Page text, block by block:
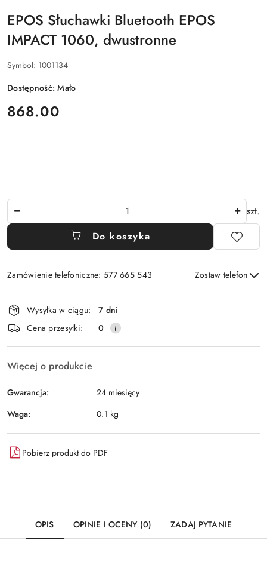
EPOS Słuchawki Bluetooth EPOS
IMPACT 1060, dwustronne
Symbol: 1001134
Dostępność:Mało
cena:
868.00
szt.
Do koszyka
Zamówienie telefoniczne: 577 665 543 Zostaw telefon
Wyślij
Dostępność
i
dostawa
Wysyłka w ciągu:
7 dni
Cena przesyłki:
0
Więcej o produkcie
Gwarancja:
24 miesięcy
Waga:
0.1 kg
Pobierz produkt do PDF
OPIS OPINIE I OCENY (0) ZADAJ PYTANIE